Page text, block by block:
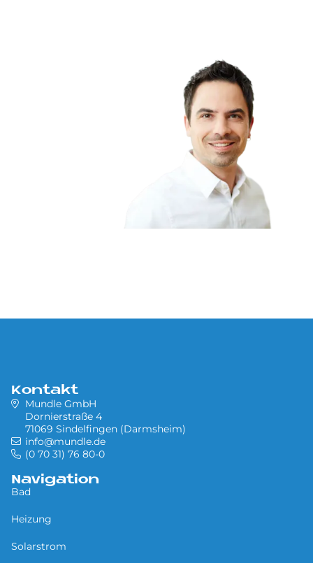
Kontakt
Mundle GmbH
Dornierstraße 4
71069 Sindelfingen (Darmsheim)
info@mundle.de
(0 70 31) 76 80-0
Navigation
Bad
Heizung
Solarstrom